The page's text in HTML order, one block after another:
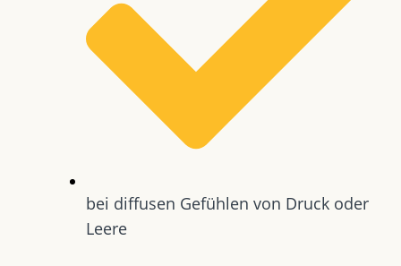
bei diffusen Gefühlen von Druck oder
Leere